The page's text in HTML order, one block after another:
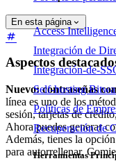
Access
Integración de
Integración-de-
Self-hosting
Políticas de
Recuperación de
Herramientas
En esta página
Aspectos
Nuevo: contraseñas
línea es uno de los
sesión, tarjetas de
Ahora puedes generar
Además, tienes la
para autorrellenar.